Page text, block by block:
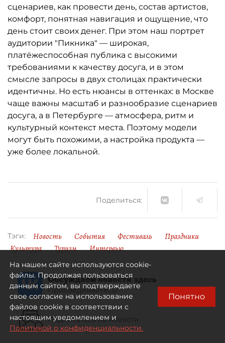
сценариев, как провести день, состав артистов,
комфорт, понятная навигация и ощущение, что
день стоит своих денег. При этом наш портрет
аудитории "Пикника" — широкая,
платёжеспособная публика с высокими
требованиями к качеству досуга, и в этом
смысле запросы в двух столицах практически
идентичны. Но есть нюансы в оттенках: в Москве
чаще важны масштаб и разнообразие сценариев
досуга, а в Петербурге — атмосфера, ритм и
культурный контекст места. Поэтому модели
могут быть похожими, а настройка продукта —
уже более локальной.
Поделиться:
Тэги: Новость События Фестиваль
Праздники
Культура
Туризм Интервью
Обсуждаем новости здесь
Присоединяйтесь!
Подписаться на новости
На нашем сайте используются cookie-
файлы. Продолжая пользоваться
данным сайтом, вы подтверждаете
свое согласие на использование
файлов cookie в соответствии с
настоящим уведомлением и
Политикой о конфиденциальности.
Понятно